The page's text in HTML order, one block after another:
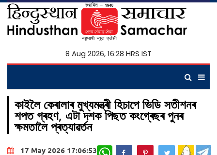
8 Aug 2026, 16:28 HRS IST
কাইলৈ কেৰালাৰ মুখ্যমন্ত্ৰী হিচাপে ভিডি সতীশনৰ
শপত গ্ৰহণ, এটা দশক পিছত কংগ্ৰেছৰ পুনৰ
ক্ষমতালৈ প্ৰত্যাৱৰ্তন
17 May 2026 17:06:53 WhatsApp